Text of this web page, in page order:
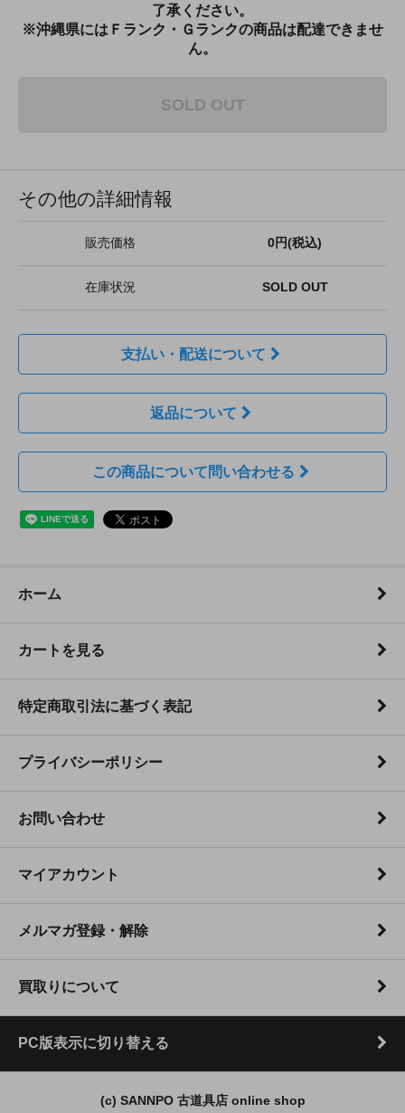
了承ください。
※沖縄県にはＦランク・Ｇランクの商品は配達できませ
ん。
SOLD OUT
その他の詳細情報
販売価格 0円(税込)
在庫状況 SOLD OUT
支払い・配送について
返品について
この商品について問い合わせる
ホーム
カートを見る
特定商取引法に基づく表記
プライバシーポリシー
お問い合わせ
マイアカウント
メルマガ登録・解除
買取りについて
PC版表示に切り替える
(c) SANNPO 古道具店 online shop